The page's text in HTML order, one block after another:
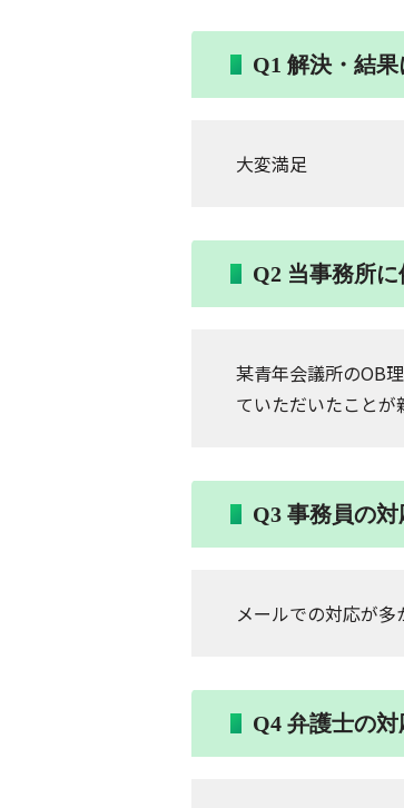
Q1 解決・結果
大変満足
Q2 当事務所
某青年会議所のOB
ていただいたことが
Q3 事務員の対
メールでの対応が多
Q4 弁護士の